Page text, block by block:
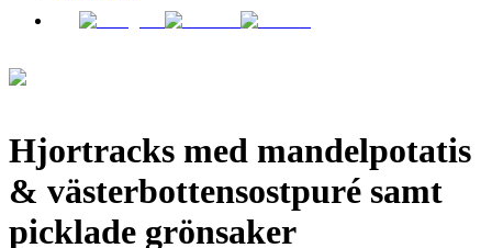
Hjortracks med mandelpotatis
& västerbottensostpuré samt
picklade grönsaker